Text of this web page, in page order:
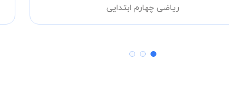
ریاضی چهارم ابتدایی